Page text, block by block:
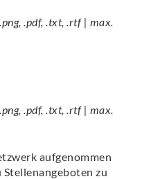
.pdf, .txt, .rtf | max.
.pdf, .txt, .rtf | max.
aufgenommen
zu